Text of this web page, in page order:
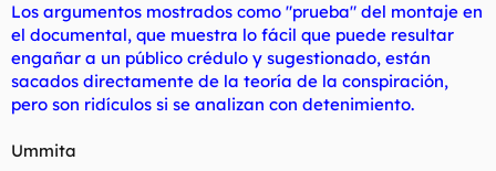
Los argumentos mostrados como "prueba" del montaje en
el documental, que muestra lo fácil que puede resultar
engañar a un público crédulo y sugestionado, están
sacados directamente de la teoría de la conspiración,
pero son ridículos si se analizan con detenimiento.
Ummita